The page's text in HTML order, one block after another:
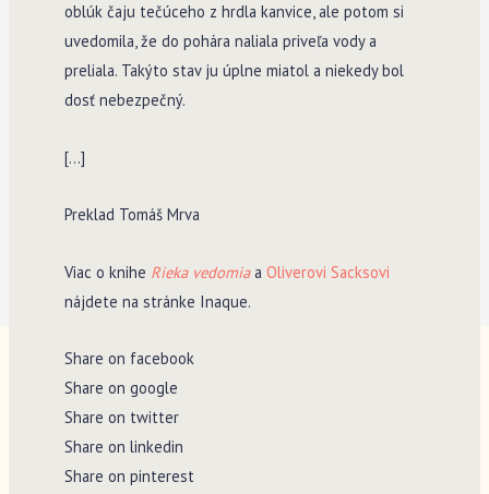
oblúk čaju tečúceho z hrdla kanvice, ale potom si
uvedomila, že do pohára naliala priveľa vody a
preliala. Takýto stav ju úplne miatol a niekedy bol
dosť nebezpečný.
[…]
Preklad Tomáš Mrva
Viac o knihe Rieka vedomia a Oliverovi Sacksovi
nájdete na stránke Inaque.
Share on facebook
Share on google
Share on twitter
Share on linkedin
Share on pinterest